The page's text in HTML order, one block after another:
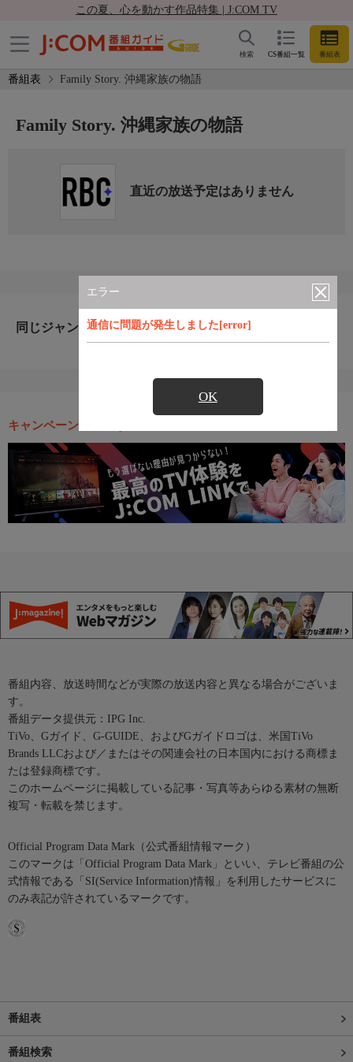
この夏、心を動かす作品特集 | J:COM TV
CS番組一覧 番組表
検索
番組表 Family Story. 沖縄家族の物語
エラー
通信に問題が発生しました[error]
OK
Family Story. 沖縄家族の物語
直近の放送予定はありません
同じジャンルのおすすめ番組
キャンペーン・お得な情報
番組内容、放送時間などが実際の放送内容と異なる場合がございま
す。
番組データ提供元：IPG Inc.
TiVo、Gガイド、G-GUIDE、およびGガイドロゴは、米国TiVo
Brands LLCおよび／またはその関連会社の日本国内における商標ま
たは登録商標です。
このホームページに掲載している記事・写真等あらゆる素材の無断
複写・転載を禁じます。
Official Program Data Mark（公式番組情報マーク）
このマークは「Official Program Data Mark」といい、テレビ番組の公
式情報である「SI(Service Information)情報」を利用したサービスに
のみ表記が許されているマークです。
番組表
番組検索